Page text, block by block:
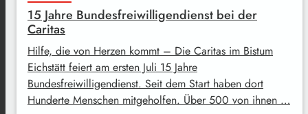
15 Jahre Bundesfreiwilligendienst bei der
Caritas
Hilfe, die von Herzen kommt – Die Caritas im Bistum
Eichstätt feiert am ersten Juli 15 Jahre
Bundesfreiwilligendienst. Seit dem Start haben dort
Hunderte Menschen mitgeholfen. Über 500 von ihnen …